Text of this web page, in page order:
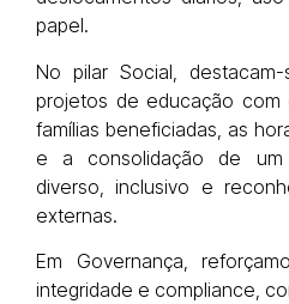
papel.
No pilar Social,
projetos de educação
famílias beneficiadas, as
e a consolidação de um
diverso, inclusivo e
externas.
Em Governança,
integridade e compliance,